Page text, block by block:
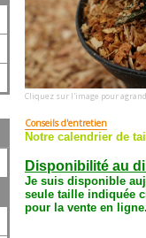
Cliquez sur l'image pour
Conseils d'entretien
Notre calendrier de
Disponibilité au
Je suis disponible
seule taille indiquée
pour la vente en